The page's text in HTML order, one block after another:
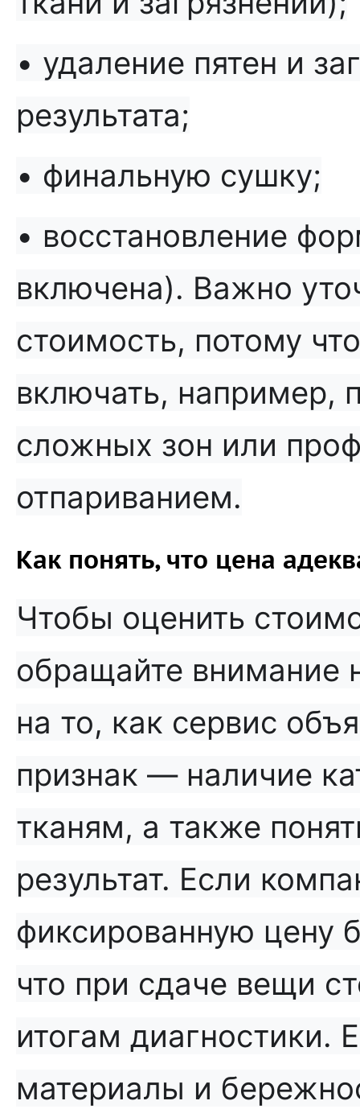
• удаление пятен и
результата;
• финальную сушку;
• восстановление
включена). Важно
стоимость, потому
включать, например,
сложных зон или
отпариванием.
Как понять, что цена
Чтобы оценить
обращайте внимание
на то, как сервис
признак — наличие
тканям, а также
результат. Если
фиксированную цену
что при сдаче вещи
итогам
материалы и